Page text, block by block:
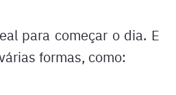
para começar o dia. E
formas, como: